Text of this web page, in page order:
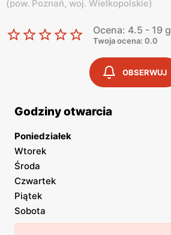
(pow. Poznań, woj. Wielkopolskie)
Ocena: 4.5 - 19
Twoja ocena: 0.0
OBSERWUJ
Godziny otwarcia
Poniedziałek
Wtorek
Środa
Czwartek
Piątek
Sobota